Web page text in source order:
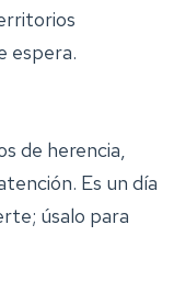
espera.
de herencia,
Es un día
úsalo para